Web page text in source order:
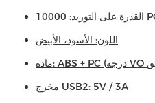
اللون: الأسود، الأبيض
مخرج USB2: 5V / 3A